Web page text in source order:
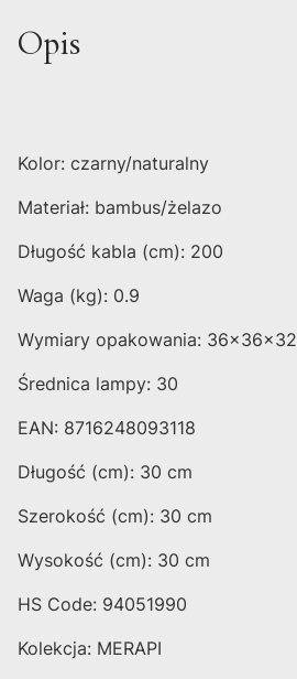
Opis
Kolor: czarny/naturalny
Materiał: bambus/żelazo
Długość kabla (cm): 200
Waga (kg): 0.9
Wymiary opakowania: 36x36x32
Średnica lampy: 30
EAN: 8716248093118
Długość (cm): 30 cm
Szerokość (cm): 30 cm
Wysokość (cm): 30 cm
HS Code: 94051990
Kolekcja: MERAPI